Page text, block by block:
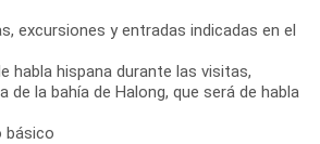
excursiones y entradas indicadas en el
habla hispana durante las visitas,
de la bahía de Halong, que será de habla
básico